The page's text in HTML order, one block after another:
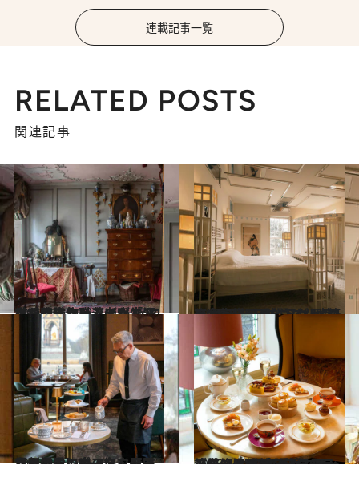
連載記事一覧
RELATED POSTS
関連記事
2025.4.2
【お家ミュージアム in ロンドン】カリフォルニアから移住した若者が生涯をかけて作り上げた「18世紀の織物職人の家」
旅＆お出かけ 2025.3.22
【お家ミュージアム in ロンドン】チケットは即完売も。ノッティングヒルの“ポストモダニズム建築の金字塔”を訪問
旅＆お出かけ
2025.4.6
【ロンドンでアフタヌーンティー】ヴィクトリア女王最愛の夫の名を冠する劇場で、唯一無二の風景とともに
旅＆お出かけ 2025.4.6
【ロンドンでアフタヌーンティー】“食通憧れオーベルジュ”のエグゼクティブ・ペイストリー・シェフ監修は優美なフランス流儀
旅＆お出かけ